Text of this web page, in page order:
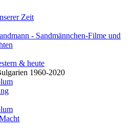
Zeit
- Sandmännchen-Filme und
& heute
1960-2020